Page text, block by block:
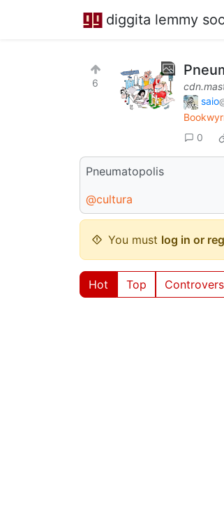
diggita lemmy
6
saio
0
Pneumatopolis
@cultura
You must log in or
Hot Top